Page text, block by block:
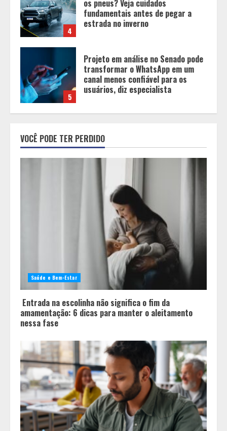
5
transformar o WhatsApp em um
canal menos confiável para os
usuários, diz especialista
1
Entrada na escolinha não significa
o fim da amamentação: 6 dicas
para manter o aleitamento nessa
fase
universitário: adultos que
conciliam estudo, trabalho e
família
Os 10 comportamentos que mais
destroem um relacionamento e a
maioria dos casais nem percebe
Você sabia que o frio também afeta
os pneus? Veja cuidados
fundamentais antes de pegar a
estrada no inverno
VOCÊ PODE TER PERDIDO
Saúde e Bem-Estar
Entrada na escolinha não significa o fim da
amamentação: 6 dicas para manter o aleitamento
nessa fase